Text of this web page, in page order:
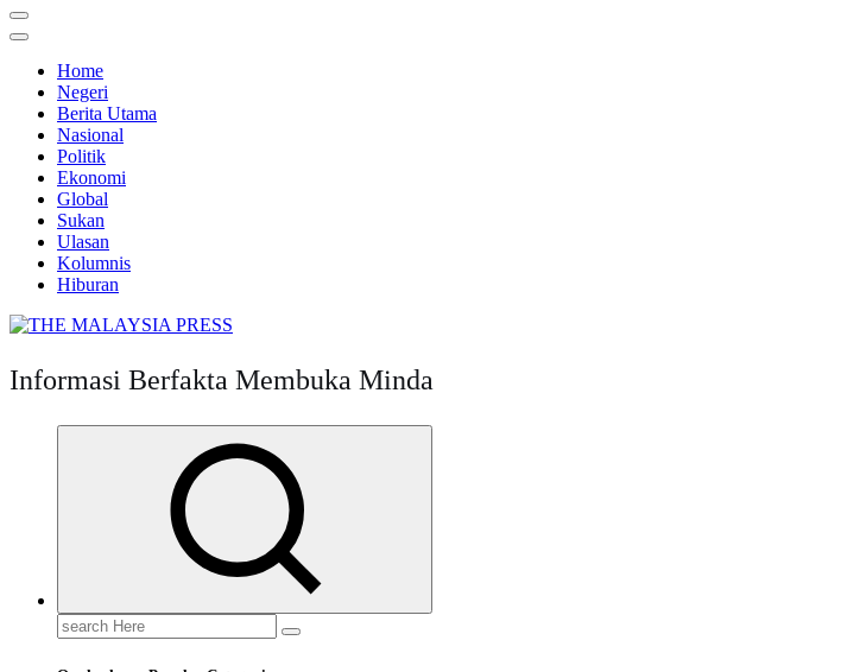
Home
Negeri
Berita Utama
Nasional
Politik
Ekonomi
Global
Sukan
Ulasan
Kolumnis
Hiburan
Informasi Berfakta Membuka Minda
Search
for: